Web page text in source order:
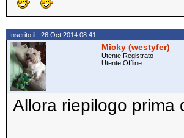
Inserito il: 26 Oct 2014 08:41
Micky (westyfer)
Utente Registrato
Utente Offline
Allora riepilogo prima